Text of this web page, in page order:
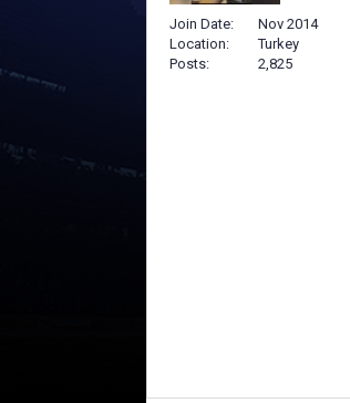
Join Date
Nov 2014
Location
Turkey
Posts
2,825